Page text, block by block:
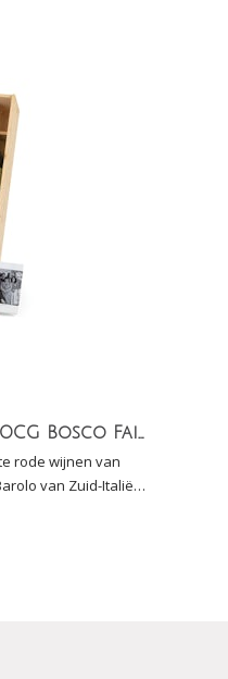
Magnum Taurasi DOCG Bosco Faiano
rode wijnen van
van Zuid-Italië